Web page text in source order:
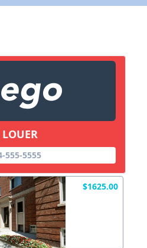
555-5555
$1625.00
inclus dans courriel)
X Fermer